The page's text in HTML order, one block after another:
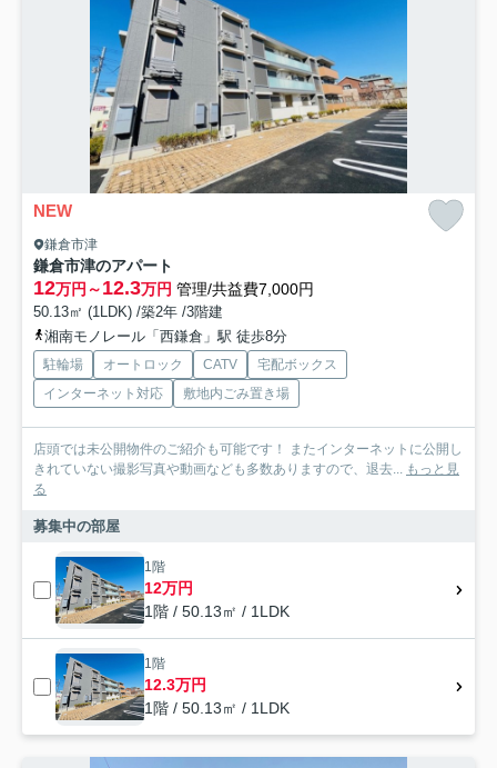
NEW
鎌倉市津
鎌倉市津のアパート
12万円～12.3万円 管理/共益費7,000円
50.13㎡ (1LDK) /築2年 /3階建
湘南モノレール「西鎌倉」駅 徒歩8分
駐輪場 オートロック CATV
宅配ボックス
インターネット対応
敷地内ごみ置き場
店頭では未公開物件のご紹介も可能です！ またインターネットに公開し
きれていない撮影写真や動画なども多数ありますので、退去... もっと見
る
募集中の部屋
1階
12万円
1階 / 50.13㎡ / 1LDK
1階
12.3万円
1階 / 50.13㎡ / 1LDK